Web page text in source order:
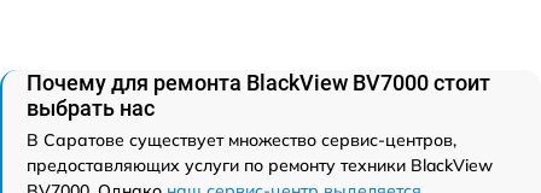
Почему для ремонта BlackView BV7000 стоит
выбрать нас
В Саратове существует множество сервис-центров,
предоставляющих услуги по ремонту техники BlackView